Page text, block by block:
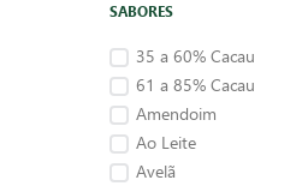
SABORES
35 a 60% Cacau
61 a 85% Cacau
Amendoim
Ao Leite
Avelã